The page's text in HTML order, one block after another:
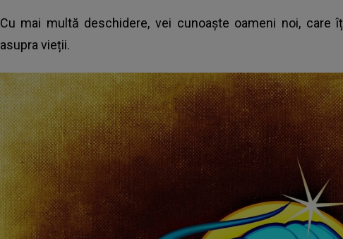
Cu mai multă deschidere, vei cunoaște oameni noi, care
asupra vieții.